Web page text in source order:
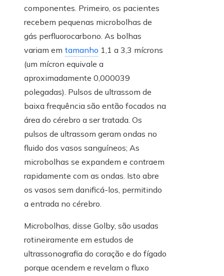
componentes. Primeiro, os pacientes
recebem pequenas microbolhas de
gás perfluorocarbono. As bolhas
variam em tamanho 1,1 a 3,3 mícrons
(um mícron equivale a
aproximadamente 0,000039
polegadas). Pulsos de ultrassom de
baixa frequência são então focados na
área do cérebro a ser tratada. Os
pulsos de ultrassom geram ondas no
fluido dos vasos sanguíneos; As
microbolhas se expandem e contraem
rapidamente com as ondas. Isto abre
os vasos sem danificá-los, permitindo
a entrada no cérebro.
Microbolhas, disse Golby, são usadas
rotineiramente em estudos de
ultrassonografia do coração e do fígado
porque acendem e revelam o fluxo